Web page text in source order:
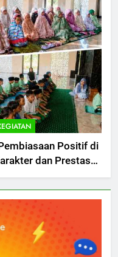
Positif di
dan Prestasi